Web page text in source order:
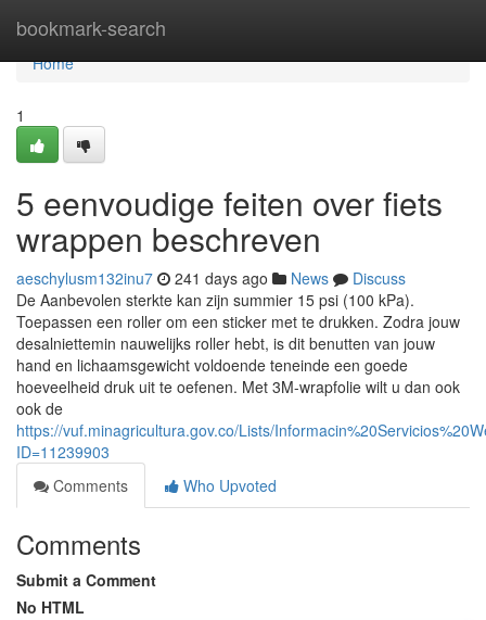
bookmark-search
Home
Home
1
5 eenvoudige feiten over fiets
wrappen beschreven
aeschylusm132inu7 241 days ago News
Discuss
De Aanbevolen sterkte kan zijn summier 15 psi (100 kPa).
Toepassen een roller om een sticker met te drukken. Zodra jouw
desalniettemin nauwelijks roller hebt, is dit benutten van jouw
hand en lichaamsgewicht voldoende teneinde een goede
hoeveelheid druk uit te oefenen. Met 3M-wrapfolie wilt u dan ook
ook de
https://vuf.minagricultura.gov.co/Lists/
ID=11239903
Comments
Who Upvoted
Comments
Submit a Comment
No HTML